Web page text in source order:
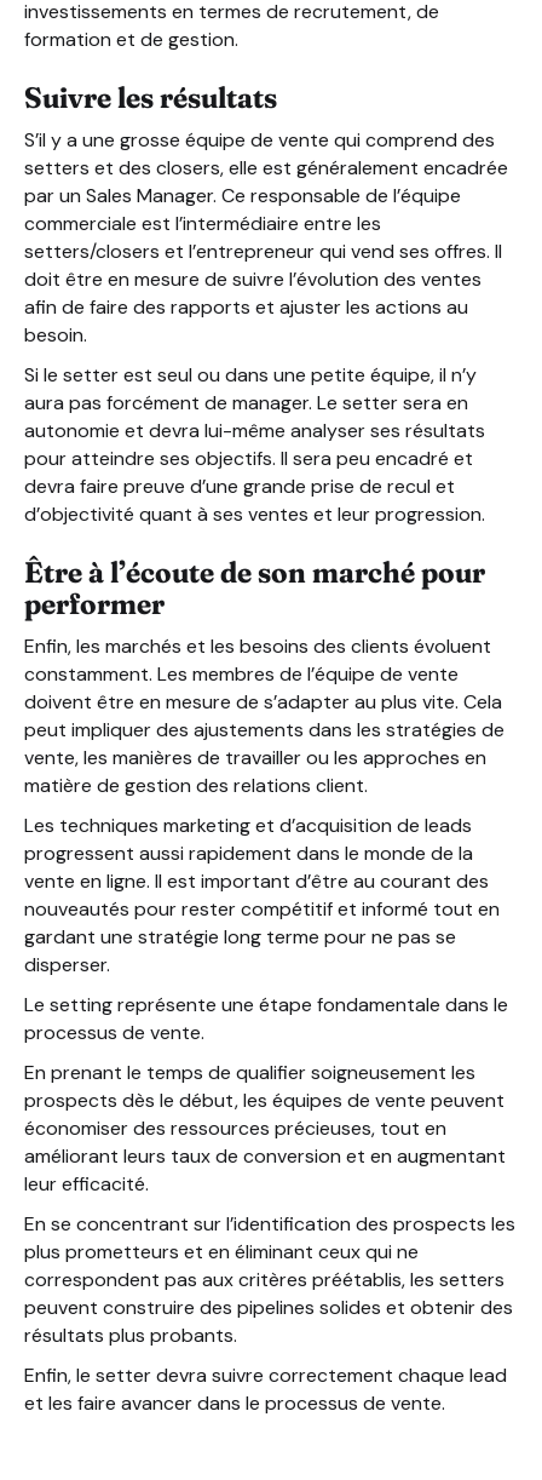
investissements en termes de recrutement, de
formation et de gestion.
Suivre les résultats
S’il y a une grosse équipe de vente qui comprend des
setters et des closers, elle est généralement encadrée
par un Sales Manager. Ce responsable de l’équipe
commerciale est l’intermédiaire entre les
setters/closers et l’entrepreneur qui vend ses offres. Il
doit être en mesure de suivre l’évolution des ventes
afin de faire des rapports et ajuster les actions au
besoin.
Si le setter est seul ou dans une petite équipe, il n’y
aura pas forcément de manager. Le setter sera en
autonomie et devra lui-même analyser ses résultats
pour atteindre ses objectifs. Il sera peu encadré et
devra faire preuve d’une grande prise de recul et
d’objectivité quant à ses ventes et leur progression.
Être à l’écoute de son marché pour
performer
Enfin, les marchés et les besoins des clients évoluent
constamment. Les membres de l’équipe de vente
doivent être en mesure de s’adapter au plus vite. Cela
peut impliquer des ajustements dans les stratégies de
vente, les manières de travailler ou les approches en
matière de gestion des relations client.
Les techniques marketing et d’acquisition de leads
progressent aussi rapidement dans le monde de la
vente en ligne. Il est important d’être au courant des
nouveautés pour rester compétitif et informé tout en
gardant une stratégie long terme pour ne pas se
disperser.
Le setting représente une étape fondamentale dans le
processus de vente.
En prenant le temps de qualifier soigneusement les
prospects dès le début, les équipes de vente peuvent
économiser des ressources précieuses, tout en
améliorant leurs taux de conversion et en augmentant
leur efficacité.
En se concentrant sur l’identification des prospects les
plus prometteurs et en éliminant ceux qui ne
correspondent pas aux critères préétablis, les setters
peuvent construire des pipelines solides et obtenir des
résultats plus probants.
Enfin, le setter devra suivre correctement chaque lead
et les faire avancer dans le processus de vente.